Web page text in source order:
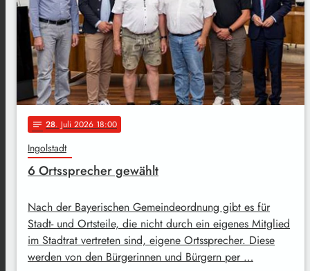
notes 28. Juli 2026 18:00
Ingolstadt
6 Ortssprecher gewählt
Nach der Bayerischen Gemeindeordnung gibt es für
Stadt- und Ortsteile, die nicht durch ein eigenes Mitglied
im Stadtrat vertreten sind, eigene Ortssprecher. Diese
werden von den Bürgerinnen und Bürgern per …